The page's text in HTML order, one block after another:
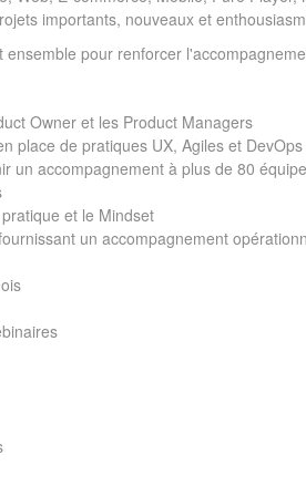
importants, nouveaux et
pour renforcer
Owner et les Product Managers
place de pratiques UX, Agiles et
un accompagnement à plus de 80
et le Mindset
un accompagnement